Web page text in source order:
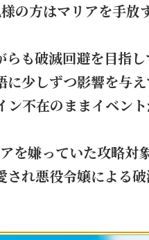
の方はマリアを手放
も破滅回避を目指し
に少しずつ影響を与
ン不在のままイベン
を嫌っていた攻略
れ悪役令嬢による